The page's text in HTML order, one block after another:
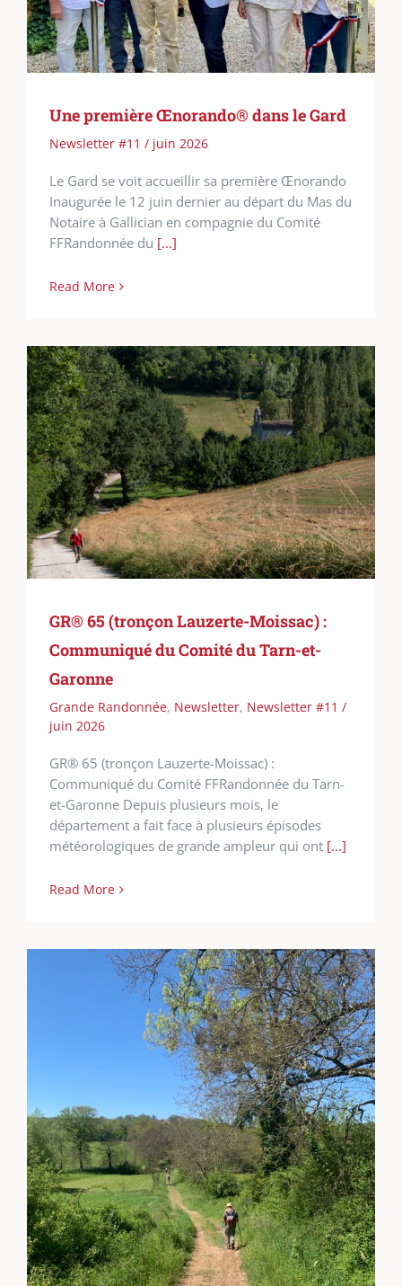
Une première Œnorando® dans le Gard
Newsletter #11 / juin 2026
Le Gard se voit accueillir sa première Œnorando
Inaugurée le 12 juin dernier au départ du Mas du
Notaire à Gallician en compagnie du Comité
FFRandonnée du [...]
Read More
GR® 65 (tronçon Lauzerte-Moissac) :
Communiqué du Comité du Tarn-et-
Garonne
Grande Randonnée, Newsletter, Newsletter #11 /
juin 2026
GR® 65 (tronçon Lauzerte-Moissac) :
Communiqué du Comité FFRandonnée du Tarn-
et-Garonne Depuis plusieurs mois, le
département a fait face à plusieurs épisodes
météorologiques de grande ampleur qui ont [...]
Read More